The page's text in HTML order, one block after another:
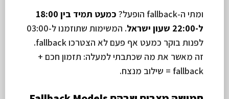
ומתי ה-fallback הופעל?
כמעט תמיד בין 18:00
ל-22:00 שעון ישראל
. המשימות שתוזמנו ל-03:00
לפנות בוקר כמעט אף פעם לא הצטרכו fallback.
זה מאשר את מה שכתבתי למעלה: תזמון חכם +
fallback = שילוב מנצח.